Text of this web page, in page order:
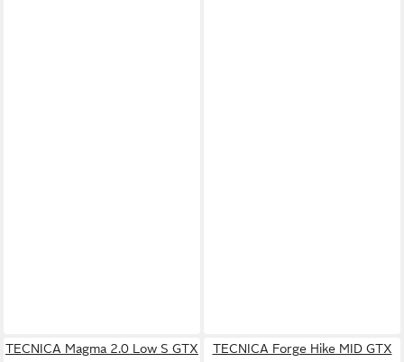
TECNICA Magma 2.0 Low S GTX
TECNICA Forge Hike MID GTX